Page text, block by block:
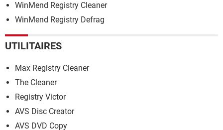
WinMend Registry Cleaner
WinMend Registry Defrag
UTILITAIRES
Max Registry Cleaner
The Cleaner
Registry Victor
AVS Disc Creator
AVS DVD Copy